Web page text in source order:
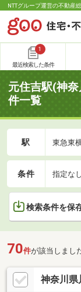
NTTグループ運営の不動産
1
最近検索した条件
元住吉駅(神
件一覧
駅 東急東
条件 指定なし
検索条件を保
70件が該当しまし
神奈川県